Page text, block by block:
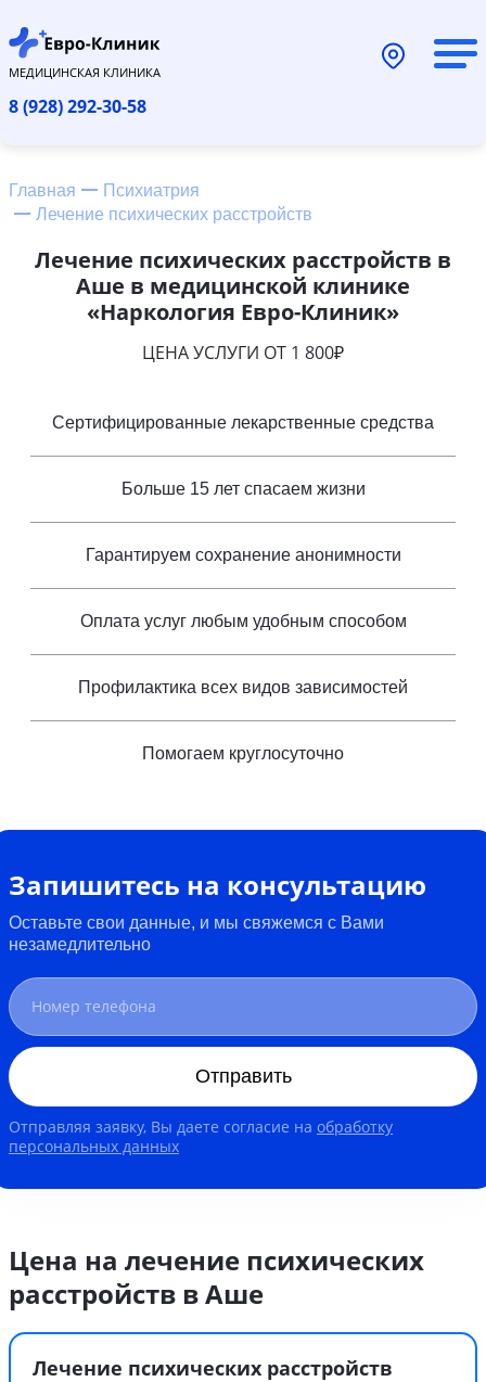
МЕДИЦИНСКАЯ КЛИНИКА
8 (928) 292-30-58
Главная
Психиатрия
Лечение психических расстройств
Лечение психических расстройств в
Аше в медицинской клинике
«Наркология Евро-Клиник»
ЦЕНА УСЛУГИ ОТ 1 800₽
Сертифицированные лекарственные средства
Больше 15 лет спасаем жизни
Гарантируем сохранение анонимности
Оплата услуг любым удобным способом
Профилактика всех видов зависимостей
Помогаем круглосуточно
Запишитесь на консультацию
Оставьте свои данные, и мы свяжемся с Вами
незамедлительно
Отправить
Отправляя заявку, Вы даете согласие на обработку
персональных данных
Цена на лечение психических
расстройств в Аше
Лечение психических расстройств